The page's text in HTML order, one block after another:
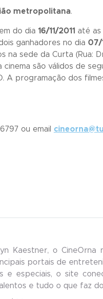
metropolitana.
do dia 16/11/2011 até as
ganhadores no dia 07/
sede da Curta (Rua:
são válidos de
A programação dos
ou email
Kaestner, o
portais de
e especiais, o site
e tudo o que faz